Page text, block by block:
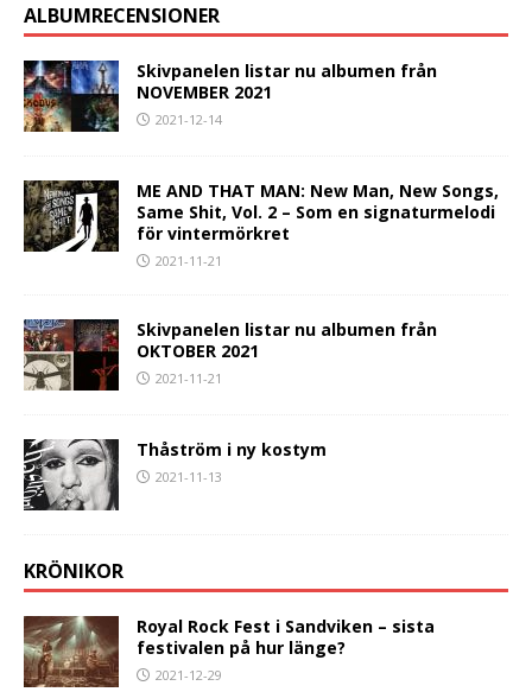
ALBUMRECENSIONER
Skivpanelen listar nu albumen från
NOVEMBER 2021
2021-12-14
ME AND THAT MAN: New Man, New Songs,
Same Shit, Vol. 2 – Som en signaturmelodi
för vintermörkret
2021-11-21
Skivpanelen listar nu albumen från
OKTOBER 2021
2021-11-21
Thåström i ny kostym
2021-11-13
KRÖNIKOR
Royal Rock Fest i Sandviken – sista
festivalen på hur länge?
2021-12-29